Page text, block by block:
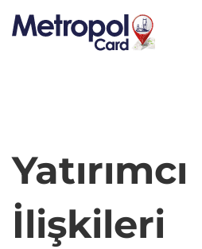
Yatırımcı
İlişkileri
Yatırımcı
İlişkileri